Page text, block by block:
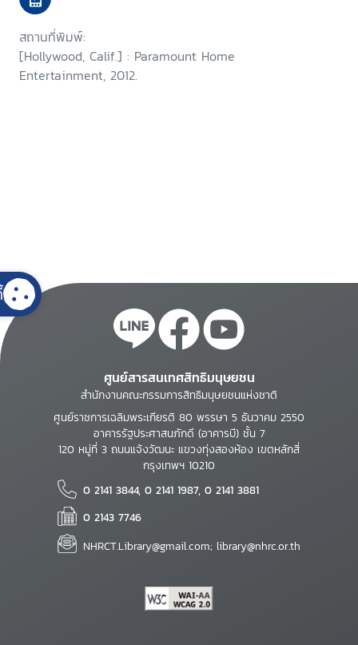
สถานที่พิมพ์:
[Hollywood, Calif.] : Paramount Home
Entertainment, 2012.
ศูนย์สารสนเทศสิทธิมนุษยชน
สำนักงานคณะกรรมการสิทธิมนุษยชนแห่งชาติ
ศูนย์ราชการเฉลิมพระเกียรติ 80 พรรษา 5 ธันวาคม 2550
อาคารรัฐประศาสนภักดี (อาคารบี) ชั้น 7
120 หมู่ที่ 3 ถนนแจ้งวัฒนะ แขวงทุ่งสองห้อง เขตหลักสี่
กรุงเทพฯ 10210
0 2141 3844, 0 2141 1987, 0 2141 3881
0 2143 7746
NHRCT.Library@gmail.com; library@nhrc.or.th